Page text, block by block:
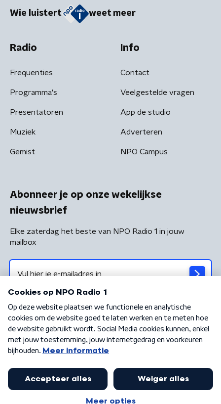
Wie luistert weet meer
Radio
Frequenties
Programma's
Presentatoren
Muziek
Gemist
Info
Contact
Veelgestelde vragen
App de studio
Adverteren
NPO Campus
Abonneer je op onze wekelijkse
nieuwsbrief
Elke zaterdag het beste van NPO Radio 1 in jouw
mailbox
Algemene voorwaarden